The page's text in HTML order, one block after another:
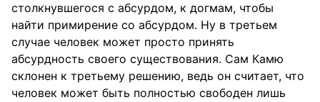
столкнувшегося с абсурдом, к догмам, чтобы
найти примирение со абсурдом. Ну в третьем
случае человек может просто принять
абсурдность своего существования. Сам Камю
склонен к третьему решению, ведь он считает, что
человек может быть полностью свободен лишь